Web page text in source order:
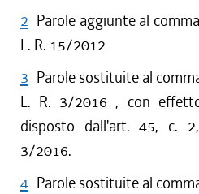
2 Parole aggiunte al
L. R. 15/2012
3 Parole sostituite al
L. R. 3/2016 , con
disposto dall'art. 45, c.
3/2016.
4 Parole sostituite al